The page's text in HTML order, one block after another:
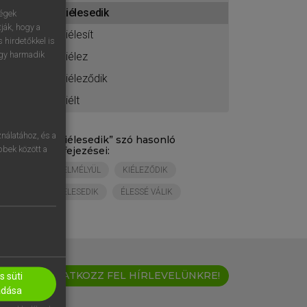
kiélesedik
kiélesít
kiélez
kiéleződik
kiélt
„ kiélesedik” szó hasonló
kifejezései:
ELMÉLYÜL KIÉLEZŐDIK
ÉLESEDIK ÉLESSÉ VÁLIK
IRATKOZZ FEL HÍRLEVELÜNKRE!
hogy a
hirdetőkkel is
harmadik
és a
között a
süti